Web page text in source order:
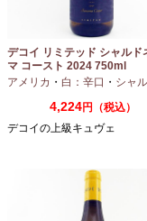
デコイ リミテッド シャルド
マ コースト 2024 750ml
アメリカ ・ 白：辛口 ・ シャ
4,224円（税込）
デコイの上級キュヴェ